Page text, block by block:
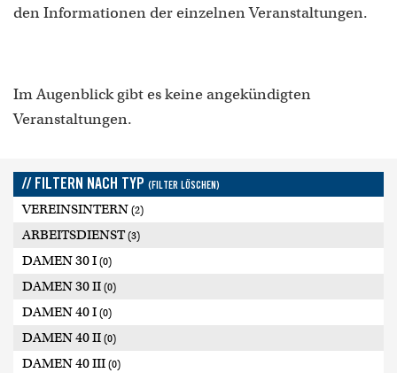
den Informationen der einzelnen Veranstaltungen.
Im Augenblick gibt es keine angekündigten
Veranstaltungen.
// FILTERN NACH TYP (FILTER LÖSCHEN)
VEREINSINTERN (2)
ARBEITSDIENST(3)
DAMEN 30 I (0)
DAMEN 30 II (0)
DAMEN 40 I (0)
DAMEN 40 II (0)
DAMEN 40 III (0)